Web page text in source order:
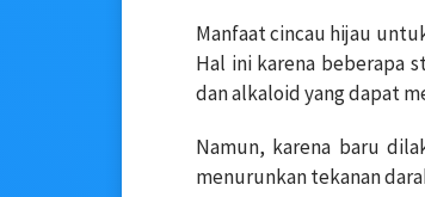
Manfaat cincau hijau
Hal ini karena beberapa
dan alkaloid yang dapat
Namun, karena baru
menurunkan tekanan